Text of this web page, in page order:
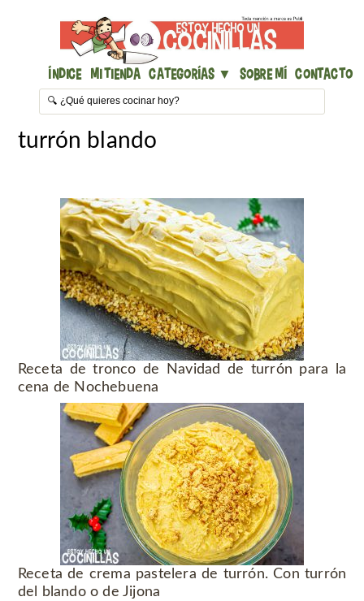
Índice Mi Tienda Categorías ▼ Sobre mí Contacto
turrón blando
Receta de tronco de Navidad de turrón para la
cena de Nochebuena
Receta de crema pastelera de turrón. Con turrón
del blando o de Jijona